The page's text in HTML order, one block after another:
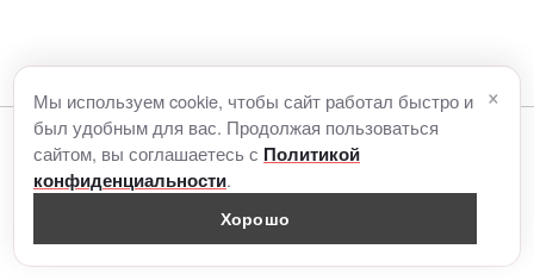
Читайте также
Мы используем cookie, чтобы сайт работал быстро и
был удобным для вас. Продолжая пользоваться
сайтом, вы соглашаетесь с Политикой
конфиденциальности.
Хорошо
×